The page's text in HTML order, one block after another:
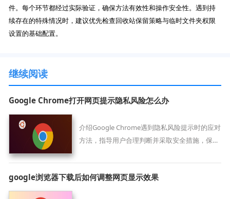
件。每个环节都经过实际验证，确保方法有效性和操作安全性。遇到持
续存在的特殊情况时，建议优先检查回收站保留策略与临时文件夹权限
设置的基础配置。
继续阅读
Google Chrome打开网页提示隐私风险怎么办
介绍Google Chrome遇到隐私风险提示时的应对
方法，指导用户合理判断并采取安全措施，保护
google浏览器下载后如何调整网页显示效果